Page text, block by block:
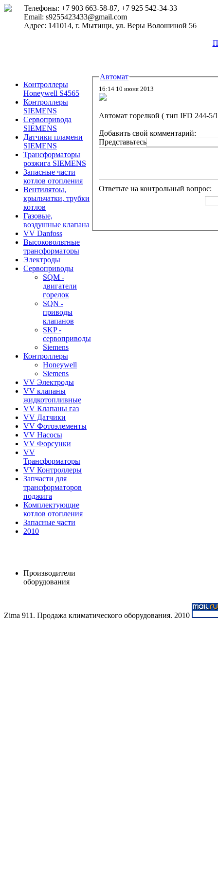
Телефоны: +7 903 663-58-87, +7 925 542-34-33
Email: s9255423433@gmail.com
Адрес: 141014, г. Мытищи, ул. Веры Волошиной 56
Контроллеры
Honeywell S4565
Контроллеры
SIEMENS
Сервопривода
SIEMENS
Датчики пламени
SIEMENS
Трансформаторы
розжига SIEMENS
Запасные части
котлов отопления
Вентилятоы,
крыльчатки, трубки
котлов
Газовые,
воздушные клапана
VV Danfoss
Высоковольтные
трансформаторы
Электроды
Сервоприводы
SQM -
двигатели
горелок
SQN -
приводы
клапанов
SKP -
сервоприводы
Siemens
Контроллеры
Honeywell
Siemens
VV Электроды
VV клапаны
жидкотопливные
VV Клапаны газ
VV Датчики
VV Фотоэлементы
VV Насосы
VV Форсунки
VV
Трансформаторы
VV Контроллеры
Запчасти для
трансформаторов
поджига
Комплектующие
котлов отопления
Запасные части
2010
Производители
оборудования
Автомат
16:14 10 июня 2013
Автомат горелкой ( тип IFD 244-5/
Добавить свой комментарий:
Представьтесь
Ответьте на контрольный вопрос:
Zima 911. Продажа климатического оборудования. 2010